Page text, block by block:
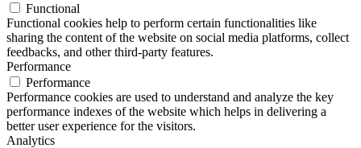
Functional
Functional cookies help to perform certain functionalities like
sharing the content of the website on social media platforms, collect
feedbacks, and other third-party features.
Performance
Performance
Performance cookies are used to understand and analyze the key
performance indexes of the website which helps in delivering a
better user experience for the visitors.
Analytics